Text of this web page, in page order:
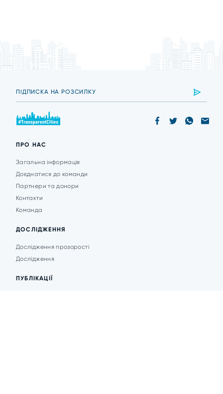
ПРО НАС
Загальна інформація
Доєднатися до команди
Партнери та донори
Контакти
Команда
ДОСЛІДЖЕННЯ
Дослідження прозорості
Дослідження
ПУБЛІКАЦІЇ